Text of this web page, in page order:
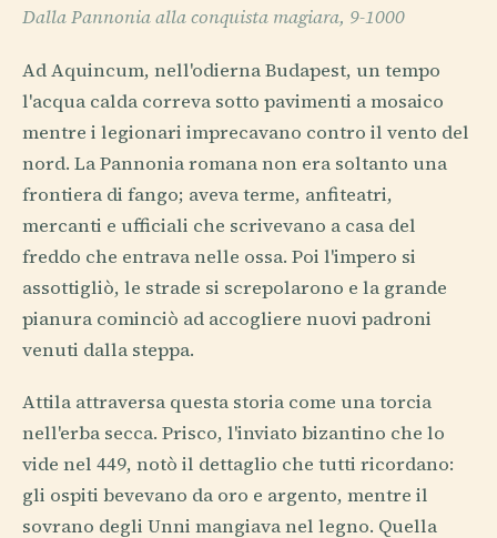
Dalla Pannonia alla conquista magiara, 9-1000
Ad Aquincum, nell'odierna Budapest, un tempo
l'acqua calda correva sotto pavimenti a mosaico
mentre i legionari imprecavano contro il vento del
nord. La Pannonia romana non era soltanto una
frontiera di fango; aveva terme, anfiteatri,
mercanti e ufficiali che scrivevano a casa del
freddo che entrava nelle ossa. Poi l'impero si
assottigliò, le strade si screpolarono e la grande
pianura cominciò ad accogliere nuovi padroni
venuti dalla steppa.
Attila attraversa questa storia come una torcia
nell'erba secca. Prisco, l'inviato bizantino che lo
vide nel 449, notò il dettaglio che tutti ricordano:
gli ospiti bevevano da oro e argento, mentre il
sovrano degli Unni mangiava nel legno. Quella